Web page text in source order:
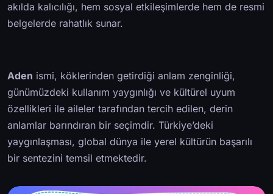
akılda kalıcılığı, hem sosyal etkileşimlerde hem de resmi
belgelerde rahatlık sunar.
Aden ismi, köklerinden getirdiği anlam zenginliği,
günümüzdeki kullanım yaygınlığı ve kültürel uyum
özellikleri ile aileler tarafından tercih edilen, derin
anlamlar barındıran bir seçimdir. Türkiye’deki
yaygınlaşması, global dünya ile yerel kültürün başarılı
bir sentezini temsil etmektedir.